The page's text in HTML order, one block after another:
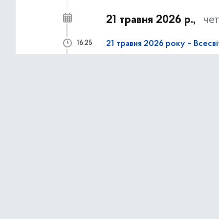
21 травня 2026 р.,
21 травня 2026 року –
16:25